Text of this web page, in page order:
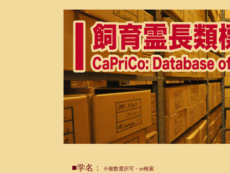
■学名： ※複数選択可・or検索